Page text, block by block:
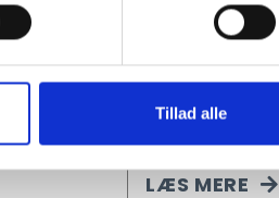
Tillad alle
og
Bliv
Meld dig ind
fællesskab,
vores
alle autister
LÆS MERE